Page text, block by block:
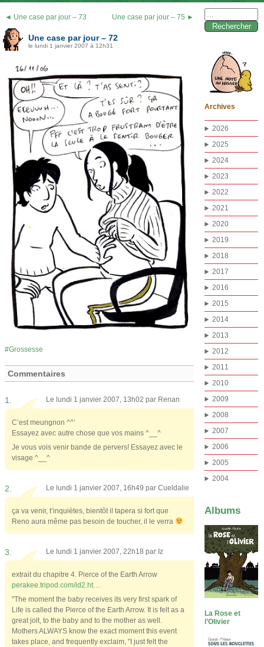
◄ Une case par jour – 73 Une case par jour – 75 ►
Une case par jour – 72
le lundi 1 janvier 2007 à 12h31
Grossesse
Commentaires
1. Le lundi 1 janvier 2007, 13h02 par Renan
C’est meungnon ^^’
Essayez avec autre chose que vos mains ^__^
Je vous vois venir bande de pervers! Essayez avec le
visage ^__^
2. Le lundi 1 janvier 2007, 16h49 par Cueldalie
ça va venir, t’inquiètes, bientôt il tapera si fort que
Reno aura même pas besoin de toucher, il le verra
3. Le lundi 1 janvier 2007, 22h18 par Iz
extrait du chapitre 4. Pierce of the Earth Arrow
perakee.tripod.com/id2.ht…
"The moment the baby receives its very first spark of
Life is called the Pierce of the Earth Arrow. It is felt as a
great jolt, to the baby and to the mother as well.
Mothers ALWAYS know the exact moment this event
takes place, and frequently exclaim, "I just felt the
Archives
2026
2025
2024
2023
2022
2021
2020
2019
2018
2017
2016
2015
2014
2013
2012
2011
2010
2009
2008
2007
2006
2005
2004
Albums
La Rose et
l’Olivier